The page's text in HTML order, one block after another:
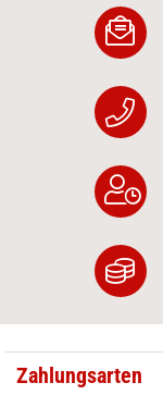
Zahlungsarten